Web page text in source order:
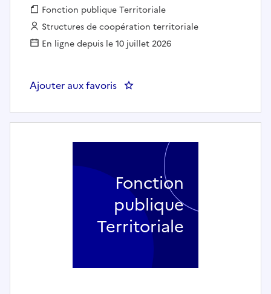
Fonction publique :
Fonction publique Territoriale
Employeur :
Structures de coopération territoriale
En ligne depuis le 10 juillet 2026
Ajouter aux favoris : Aide à domicile / auxiliaire de
Fonction
publique
Territoriale